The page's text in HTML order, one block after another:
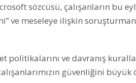
sözcüsü, çalışanların bu
ve meseleye ilişkin
politikalarını ve davranış
güvenliğini büyük